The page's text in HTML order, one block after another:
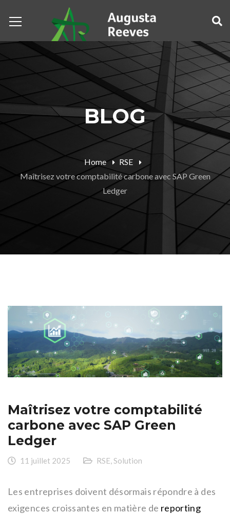
BLOG
Home
RSE
Maîtrisez votre comptabilité carbone avec SAP Green
Ledger
Maîtrisez votre comptabilité
carbone avec SAP Green
Ledger
11 juillet 2025 RSE,Solution
Les entreprises doivent désormais répondre à des
exigences croissantes en matière de reporting